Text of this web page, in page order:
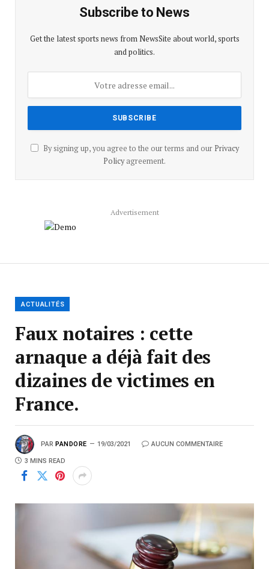
Subscribe to News
Get the latest sports news from NewsSite about world, sports
and politics.
By signing up, you agree to the our terms and our Privacy
Policyagreement.
Advertisement
ACTUALITÉS
Faux notaires : cette
arnaque a déjà fait des
dizaines de victimes en
France.
PAR PANDORE 19/03/2021 AUCUN COMMENTAIRE
3 MINS READ